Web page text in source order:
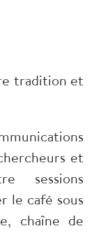
tradition et
et
sessions
le café sous
chaîne de